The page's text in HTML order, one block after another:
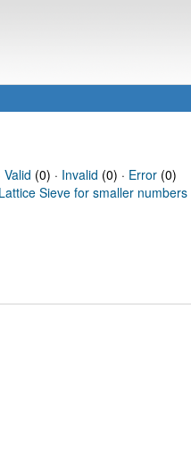
Valid (0) · Invalid (0) · Error(0)
Sieve for smaller numbers